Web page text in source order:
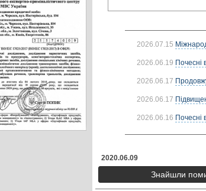
2026.07.15
2026.06.19 Почесні
2026.06.17
2026.06.17
2026.06.16 Почесні
2020.06.09
Знайшли